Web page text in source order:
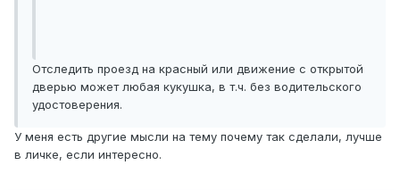
Отследить проезд на красный или движение с открытой
дверью может любая кукушка, в т.ч. без водительского
удостоверения.
У меня есть другие мысли на тему почему так сделали, лучше
в личке, если интересно.